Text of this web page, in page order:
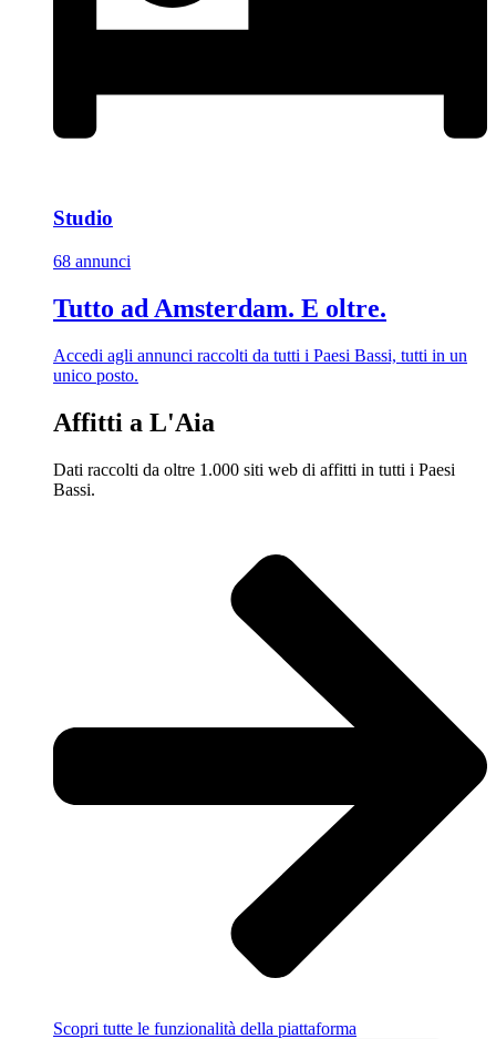
Studio
68 annunci
Tutto ad Amsterdam. E oltre.
Accedi agli annunci raccolti da tutti i Paesi Bassi, tutti in un
unico posto.
Affitti a L'Aia
Dati raccolti da oltre 1.000 siti web di affitti in tutti i Paesi
Bassi.
Scopri tutte le funzionalità della piattaforma